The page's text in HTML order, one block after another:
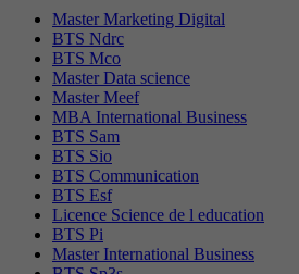
Master Marketing Digital
BTS Ndrc
BTS Mco
Master Data science
Master Meef
MBA International Business
BTS Sam
BTS Sio
BTS Communication
BTS Esf
Licence Science de l education
BTS Pi
Master International Business